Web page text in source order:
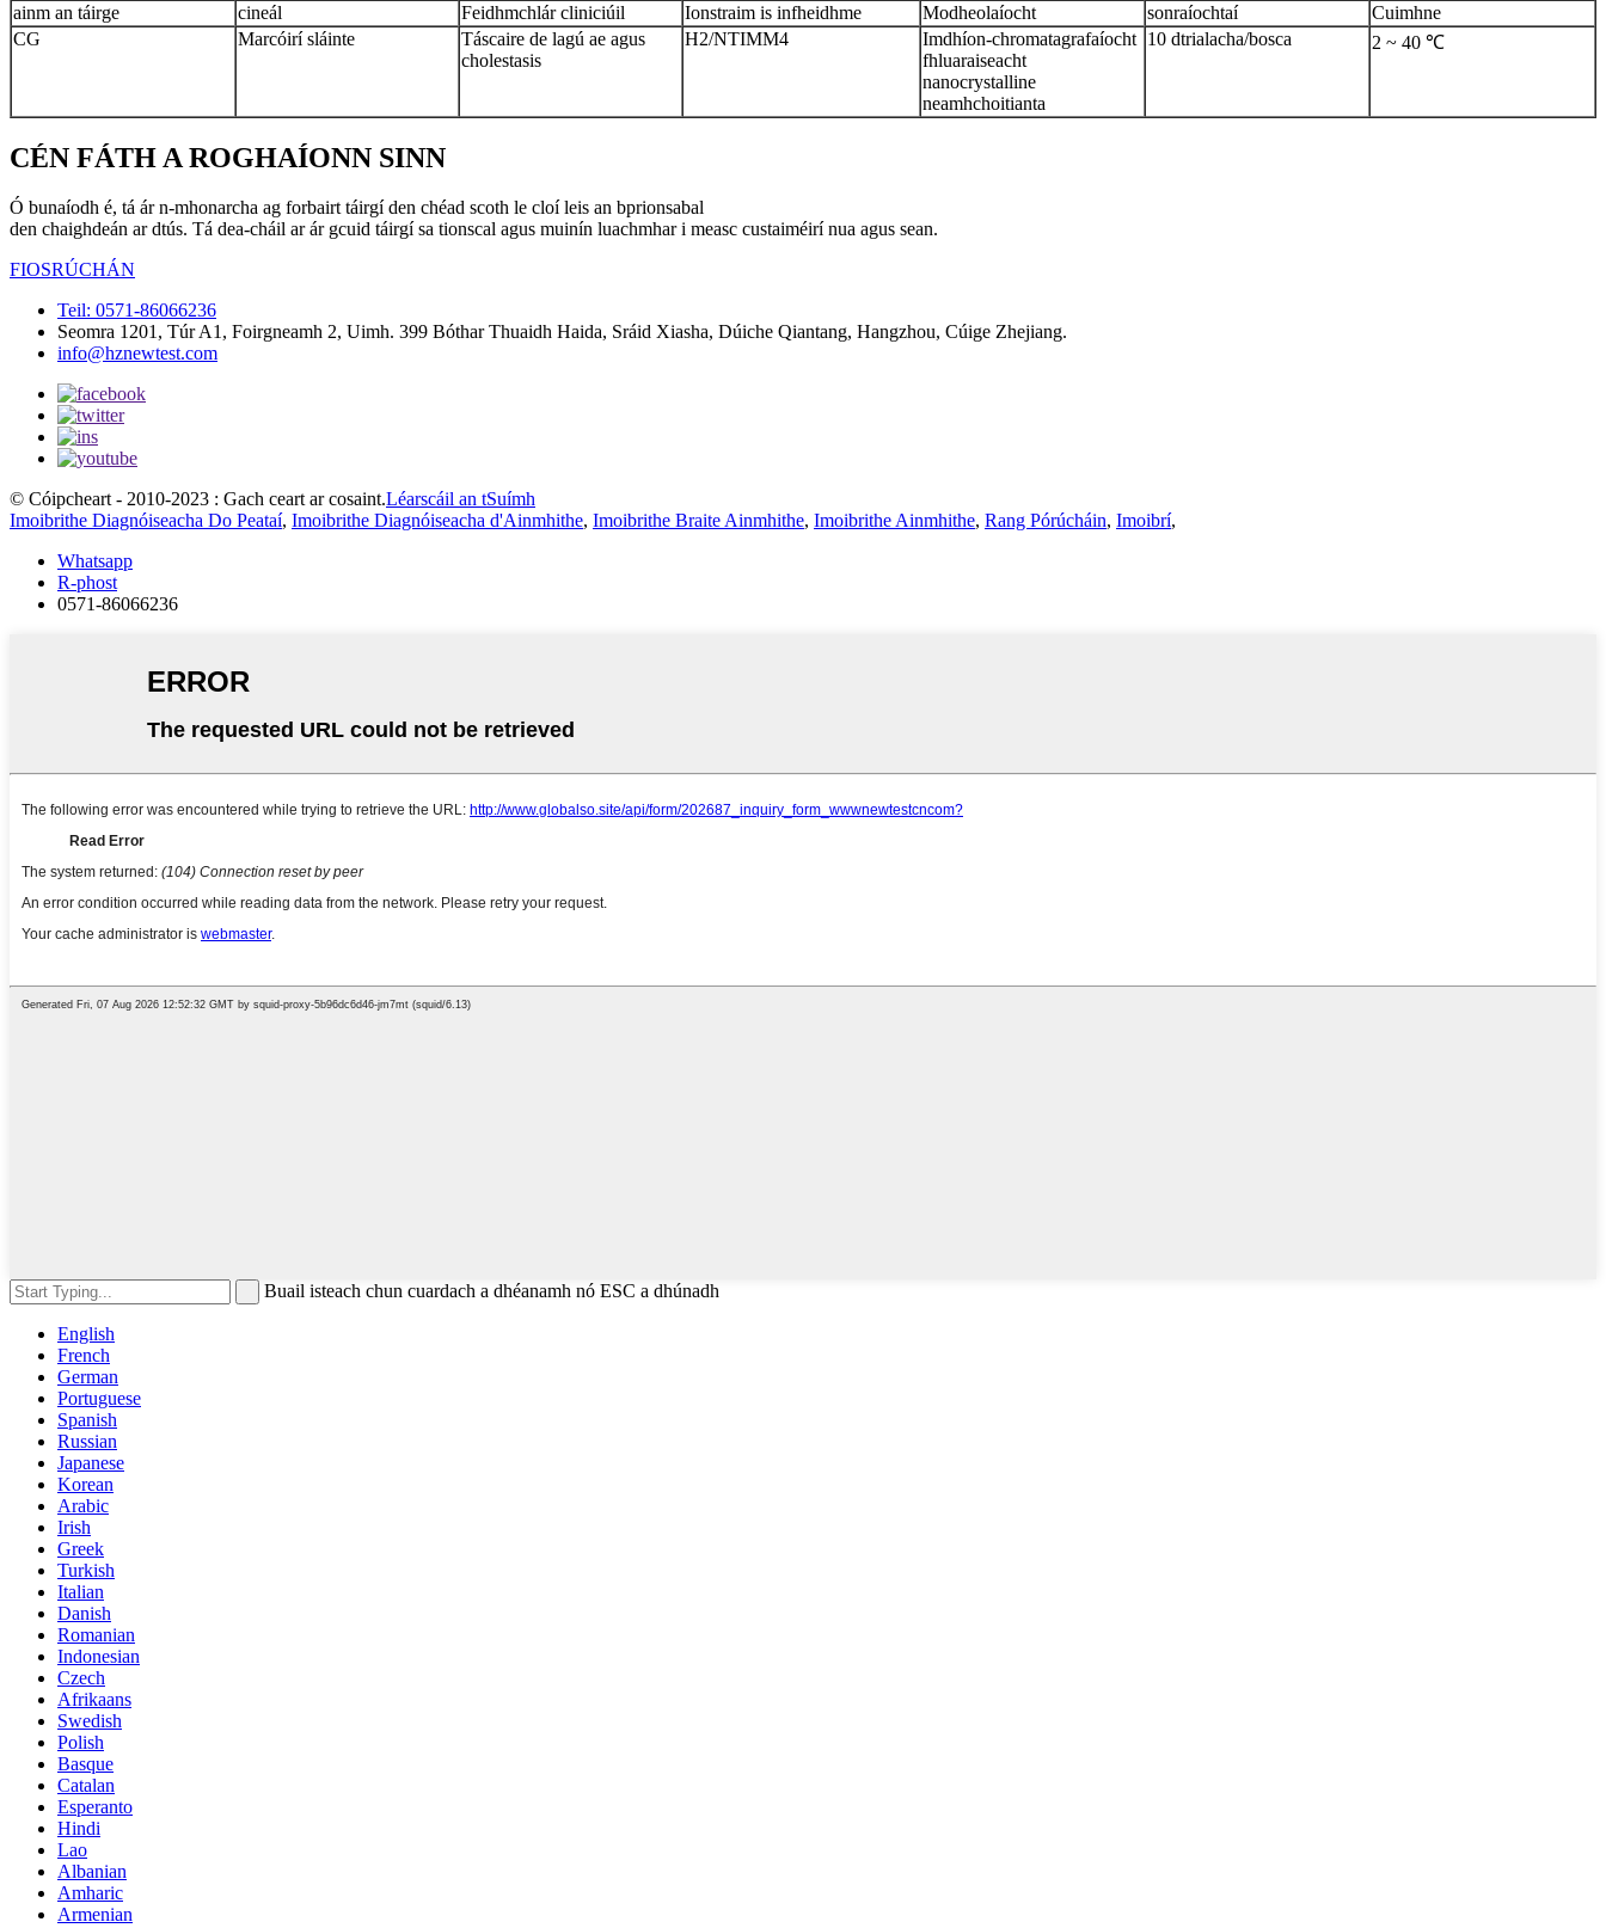
ainm an táirge cineál Feidhmchlár cliniciúil Ionstraim is infheidhme Modheolaíocht sonraíochtaí
Cuimhne
CG
Marcóirí sláinte
Táscaire de lagú ae agus
cholestasis
H2/NTIMM4
Imdhíon-chromatagrafaíocht
fhluaraiseacht
nanocrystalline
neamhchoitianta
10 dtrialacha/bosca 2 ~ 40 ℃
CÉN FÁTH A ROGHAÍONN SINN
Ó bunaíodh é, tá ár n-mhonarcha ag forbairt táirgí den chéad scoth le cloí leis an bprionsabal
den chaighdeán ar dtús. Tá dea-cháil ar ár gcuid táirgí sa tionscal agus muinín luachmhar i measc custaiméirí nua agus sean.
FIOSRÚCHÁN
Teil: 0571-86066236
Seomra 1201, Túr A1, Foirgneamh 2, Uimh. 399 Bóthar Thuaidh Haida, Sráid Xiasha, Dúiche Qiantang, Hangzhou, Cúige Zhejiang.
info@hznewtest.com
© Cóipcheart - 2010-2023 : Gach ceart ar cosaint.Léarscáil an tSuímh
Imoibrithe Diagnóiseacha Do Peataí, Imoibrithe Diagnóiseacha d'Ainmhithe, Imoibrithe Braite Ainmhithe, Imoibrithe Ainmhithe, Rang Pórúcháin, Imoibrí,
Whatsapp
R-phost
0571-86066236
Buail isteach chun cuardach a dhéanamh nó ESC a dhúnadh
English
French
German
Portuguese
Spanish
Russian
Japanese
Korean
Arabic
Irish
Greek
Turkish
Italian
Danish
Romanian
Indonesian
Czech
Afrikaans
Swedish
Polish
Basque
Catalan
Esperanto
Hindi
Lao
Albanian
Amharic
Armenian